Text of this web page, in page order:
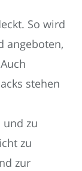
So wird
angeboten,
stehen
zu
zu
zur